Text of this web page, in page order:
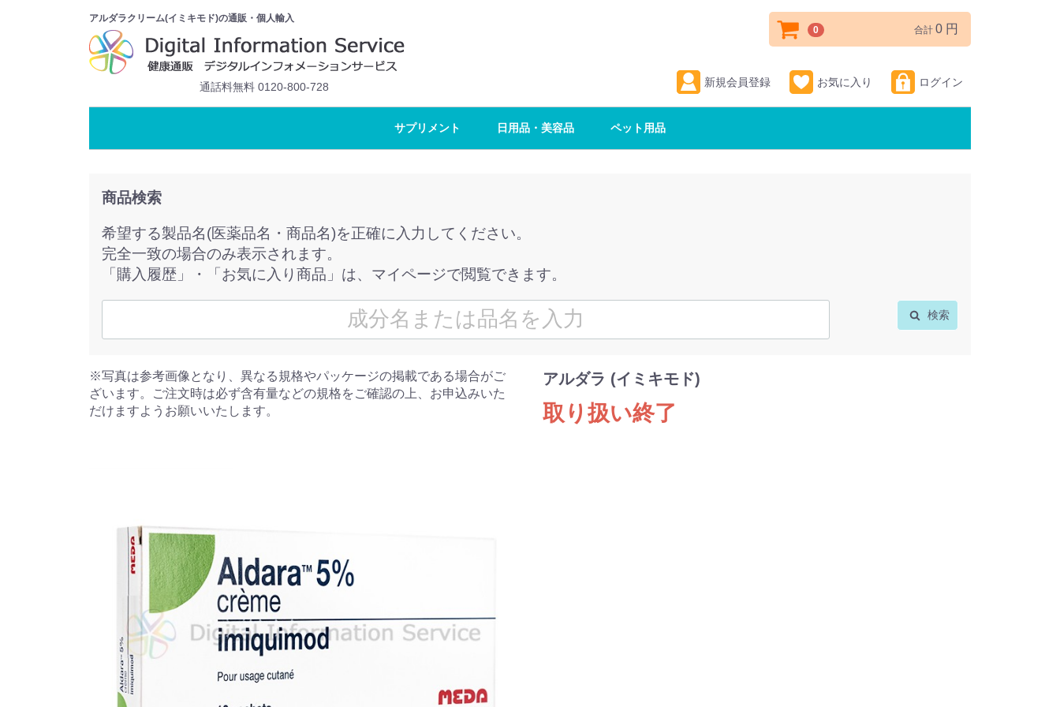
アルダラクリーム(イミキモド)の通販・個人輸入
通話料無料 0120-800-728 新規会員登録 お気に入り ログイン
0 合計 0 円
サプリメント 日用品・美容品 ペット用品
商品検索
希望する製品名(医薬品名・商品名)を正確に入力してください。
完全一致の場合のみ表示されます。
「購入履歴」・「お気に入り商品」は、マイページで閲覧できます。
検索
※写真は参考画像となり、異なる規格やパッケージの掲載である場合がご
ざいます。ご注文時は必ず含有量などの規格をご確認の上、お申込みいた
だけますようお願いいたします。
アルダラ (イミキモド)
取り扱い終了